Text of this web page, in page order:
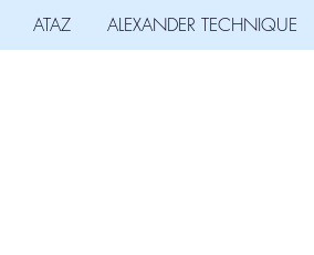
ATAZ ALEXANDER TECHNIQUE